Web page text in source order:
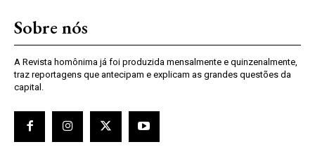
Sobre nós
A Revista homônima já foi produzida mensalmente e quinzenalmente,
traz reportagens que antecipam e explicam as grandes questões da
capital.